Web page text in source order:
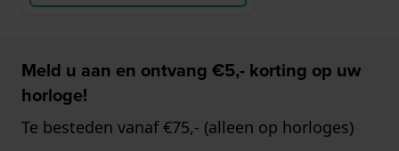
Meld u aan en ontvang €5,- korting op uw
horloge!
Te besteden vanaf €75,- (alleen op horloges)